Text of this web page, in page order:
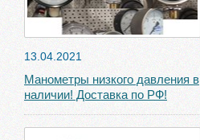
13.04.2021
Манометры низкого давления в
наличии! Доставка по РФ!